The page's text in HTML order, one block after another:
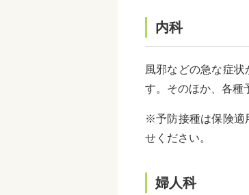
内科
風邪などの急な症
す。そのほか、各種
※予防接種は保険適
せください。
婦人科